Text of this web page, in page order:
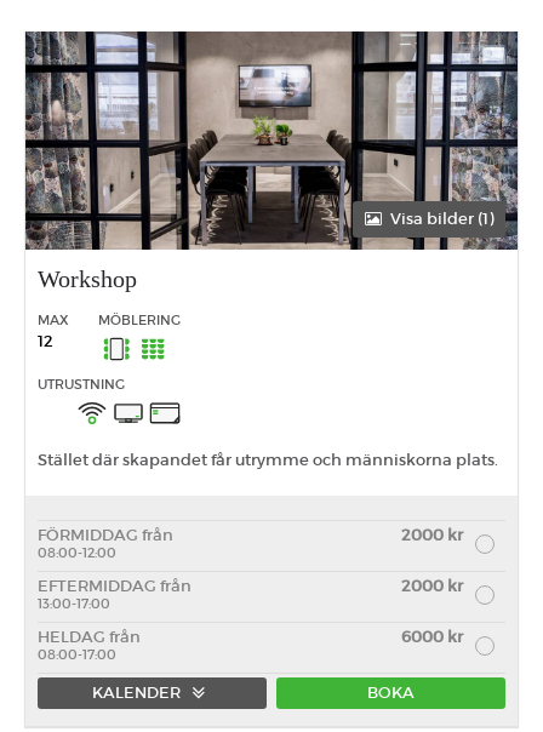
Visa bilder (1)
Workshop
MAX
12
MÖBLERING
UTRUSTNING
Stället där skapandet får utrymme och människorna plats.
FÖRMIDDAG från 2000 kr
08:00-12:00
EFTERMIDDAG från 2000 kr
13:00-17:00
HELDAG från 6000 kr
08:00-17:00
KALENDER BOKA